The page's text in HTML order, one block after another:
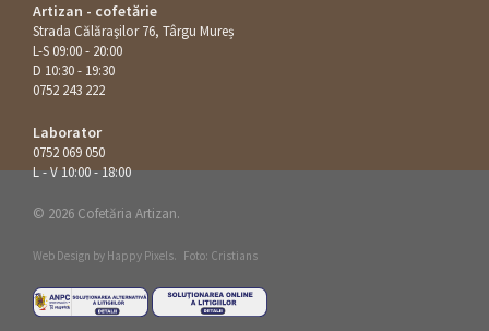
Artizan - cofetărie
Strada Călăraşilor 76, Târgu Mureș
L-S 09:00 - 20:00
D 10:30 - 19:30
0752 243 222
Laborator
0752 069 050
L - V 10:00 - 18:00
© 2026 Cofetăria Artizan.
Web Design by Happy Pixels. Foto: Cristians